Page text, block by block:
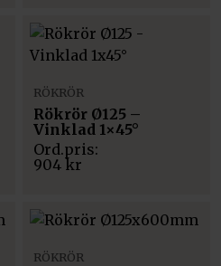
RÖKRÖR
Rökrör Ø125 –
Vinklad 1×45°
904 kr
RÖKRÖR